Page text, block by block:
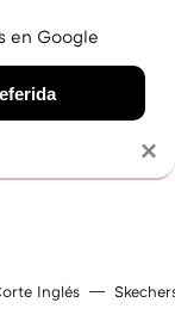
OFERTAS EN
Inglés
×
en Google